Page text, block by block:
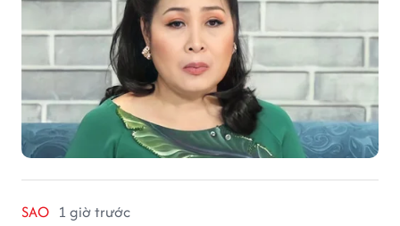
SAO 1 giờ trước